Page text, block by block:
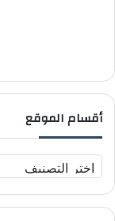
أقسام الموقع
ق
س